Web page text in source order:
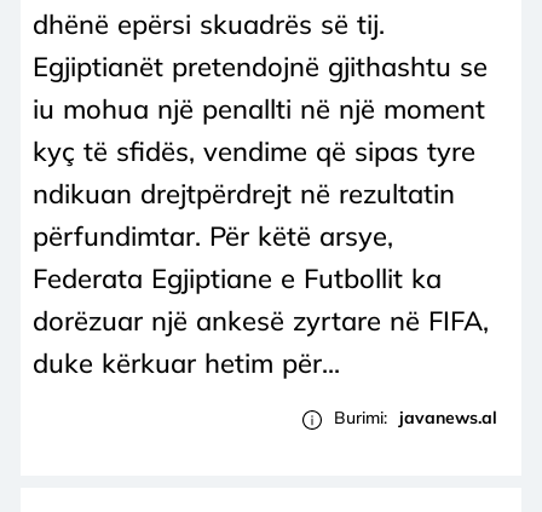
dhënë epërsi skuadrës së tij.
Egjiptianët pretendojnë gjithashtu se
iu mohua një penallti në një moment
kyç të sfidës, vendime që sipas tyre
ndikuan drejtpërdrejt në rezultatin
përfundimtar. Për këtë arsye,
Federata Egjiptiane e Futbollit ka
dorëzuar një ankesë zyrtare në FIFA,
duke kërkuar hetim për...
Burimi: javanews.al